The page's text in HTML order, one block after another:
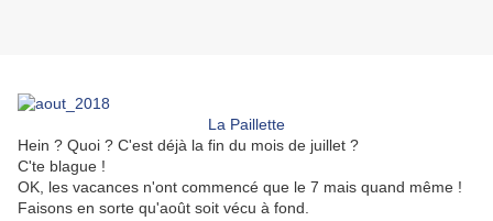
La Paillette
Hein ? Quoi ? C'est déjà la fin du mois de juillet ?
C'te blague !
OK, les vacances n'ont commencé que le 7 mais quand même !
Faisons en sorte qu'août soit vécu à fond.